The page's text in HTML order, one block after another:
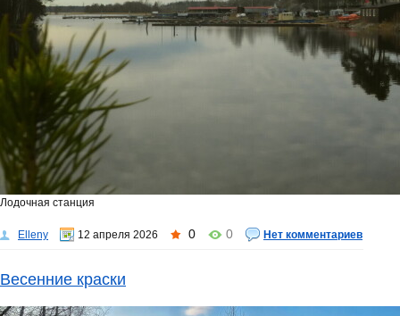
Лодочная станция
Elleny 12 апреля 2026 0 0 Нет комментариев
Весенние краски